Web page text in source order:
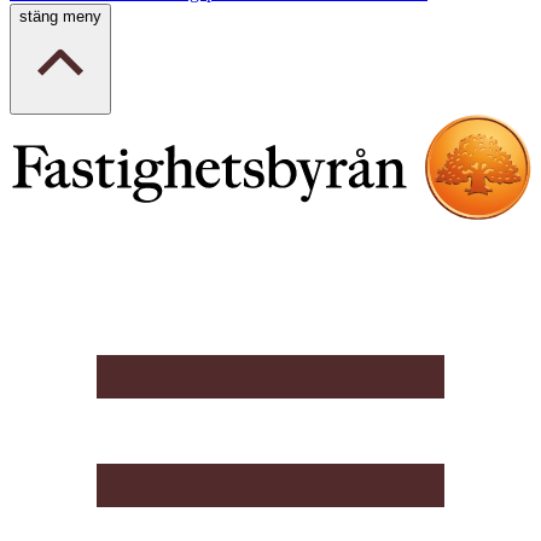
stäng meny